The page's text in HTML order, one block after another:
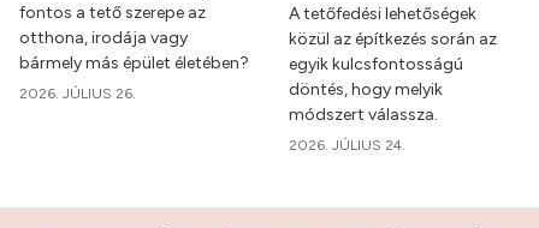
fontos a tető szerepe az
otthona, irodája vagy
bármely más épület életében?
2026. JÚLIUS 26.
A tetőfedési lehetőségek
közül az építkezés során az
egyik kulcsfontosságú
döntés, hogy melyik
módszert válassza.
2026. JÚLIUS 24.